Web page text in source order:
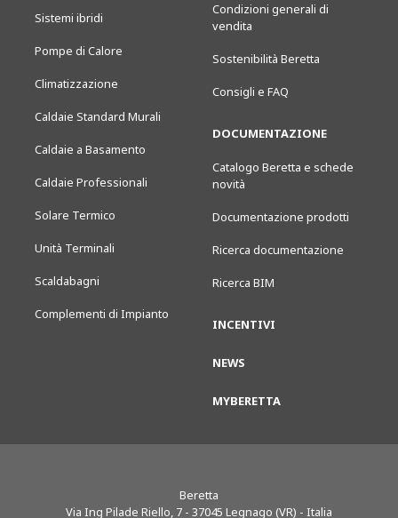
Sistemi ibridi
Pompe di Calore
Climatizzazione
Caldaie Standard Murali
Caldaie a Basamento
Caldaie Professionali
Solare Termico
Unità Terminali
Scaldabagni
Complementi di Impianto
Condizioni generali di
vendita
Sostenibilità Beretta
Consigli e FAQ
DOCUMENTAZIONE
Catalogo Beretta e schede
novità
Documentazione prodotti
Ricerca documentazione
Ricerca BIM
INCENTIVI
NEWS
MYBERETTA
Beretta
Via Ing Pilade Riello, 7 - 37045 Legnago (VR) - Italia